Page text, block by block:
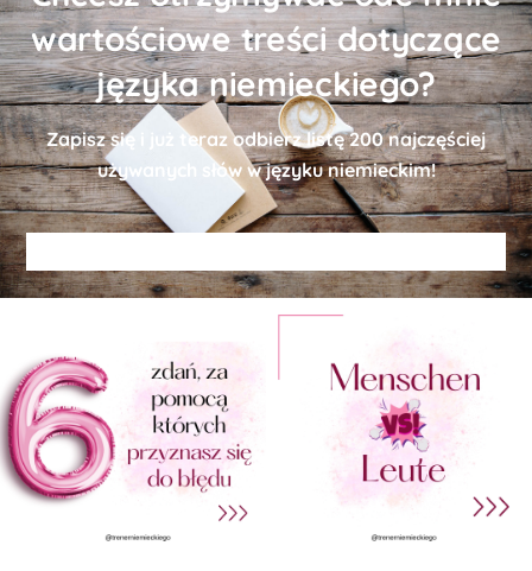
wartościowe treści dotyczące
języka niemieckiego?
Zapisz się i już teraz odbierzlistę200 najczęściej
używanych słów w języku niemieckim!